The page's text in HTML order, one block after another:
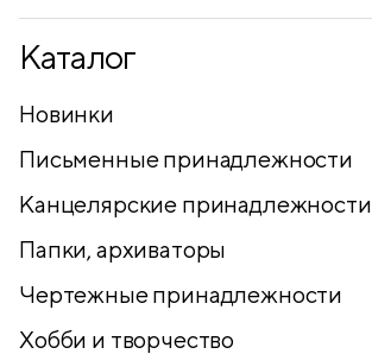
Каталог
Новинки
Письменные принадлежности
Канцелярские принадлежности
Папки, архиваторы
Чертежные принадлежности
Хобби и творчество